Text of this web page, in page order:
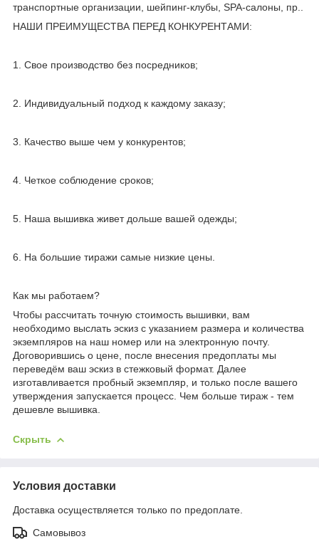
транспортные организации, шейпинг-клубы, SPA-салоны, пр..
НАШИ ПРЕИМУЩЕСТВА ПЕРЕД КОНКУРЕНТАМИ:
1. Свое производство без посредников;
2. Индивидуальный подход к каждому заказу;
3. Качество выше чем у конкурентов;
4. Четкое соблюдение сроков;
5. Наша вышивка живет дольше вашей одежды;
6. На большие тиражи самые низкие цены.
Как мы работаем?
Чтобы рассчитать точную стоимость вышивки, вам
необходимо выслать эскиз с указанием размера и количества
экземпляров на наш номер или на электронную почту.
Договорившись о цене, после внесения предоплаты мы
переведём ваш эскиз в стежковый формат. Далее
изготавливается пробный экземпляр, и только после вашего
утверждения запускается процесс. Чем больше тираж - тем
дешевле вышивка.
Скрыть
Условия доставки
Доставка осуществляется только по предоплате.
Самовывоз